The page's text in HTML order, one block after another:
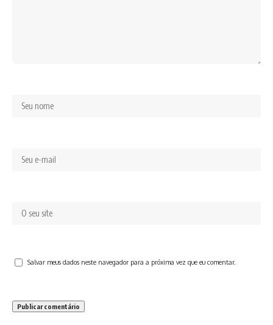
Salvar meus dados neste navegador para a próxima vez que eu comentar.